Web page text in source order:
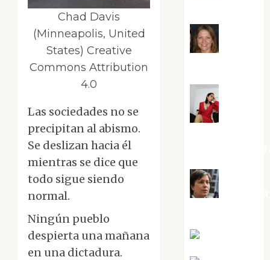
Chad Davis
(Minneapolis, United
States) Creative
Commons Attribution
4.0
Las sociedades no se
precipitan al abismo.
Se deslizan hacia él
mientras se dice que
todo sigue siendo
normal.
Ningún pueblo
despierta una mañana
en una dictadura.